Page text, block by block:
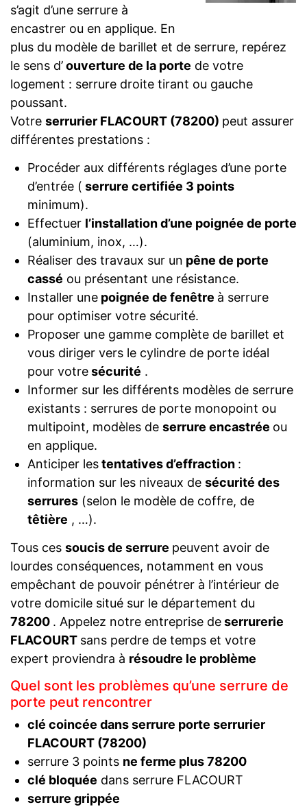
s’agit d’une serrure à
encastrer ou en applique. En
plus du modèle de barillet et de serrure, repérez
le sens d’ouverture de la porte de votre
logement : serrure droite tirant ou gauche
poussant.
Votre serrurier FLACOURT (78200) peut assurer
différentes prestations :
Procéder aux différents réglages d’une porte
d’entrée ( serrure certifiée 3 points
minimum).
Effectuer l’installation d’une poignée de porte
(aluminium, inox, …).
Réaliser des travaux sur un pêne de porte
cassé ou présentant une résistance.
Installer unepoignée de fenêtre à serrure
pour optimiser votre sécurité.
Proposer une gamme complète de barillet et
vous diriger vers le cylindre de porte idéal
pour votresécurité .
Informer sur les différents modèles de serrure
existants : serrures de porte monopoint ou
multipoint, modèles de serrure encastrée ou
en applique.
Anticiper lestentatives d’effraction :
information sur les niveaux de sécurité des
serrures(selon le modèle de coffre, de
têtière , …).
Tous ces soucis de serrure peuvent avoir de
lourdes conséquences, notamment en vous
empêchant de pouvoir pénétrer à l’intérieur de
votre domicile situé sur le département du
78200 . Appelez notre entreprise deserrurerie
FLACOURT sans perdre de temps et votre
expert proviendra à résoudre le problème
Quel sont les problèmes qu’une serrure de
porte peut rencontrer
clé coincée dans serrure porte serrurier
FLACOURT (78200)
serrure 3 points ne ferme plus 78200
clé bloquée dans serrure FLACOURT
serrure grippée